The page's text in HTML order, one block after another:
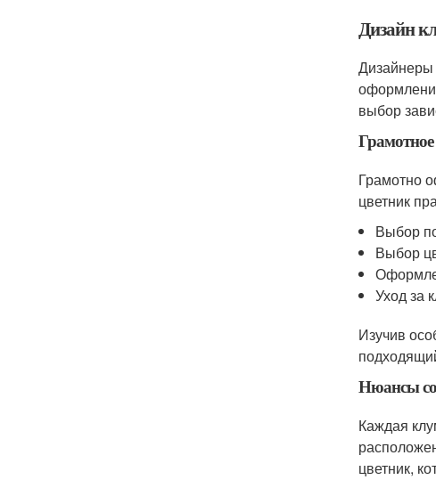
Дизайн
Дизайнеры
выбор
Грамотно
цветник
Выбор
Выбор
Уход за
Изучив
Нюансы
Каждая
цветник,